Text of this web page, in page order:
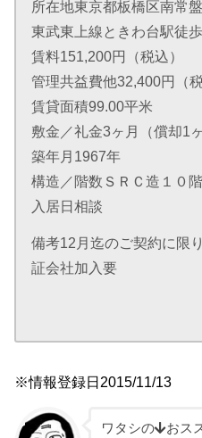
所在地東京都板橋区南常
東武東上線ときわ台駅徒
賃料151,200円（税込）
管理共益費他32,400円（税
賃貸面積99.00平米
敷金／礼金3ヶ月（償却1
築年月1967年
構造／階数ＳＲＣ造１０
入居日相談
備考12月迄のご契約に限
証会社加入要
※情報登録日2015/11/13
ワタシの おス